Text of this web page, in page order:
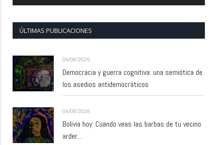
ÚLTIMAS PUBLICACIONES
06/08/2026
Democracia y guerra cognitiva: una semiótica de
los asedios antidemocráticos
06/08/2026
Bolivia hoy: Cuando veas las barbas de tu vecino
arder…